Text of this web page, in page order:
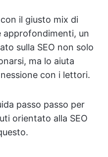
il giusto mix di
approfondimenti, un
sulla SEO non solo
ma lo aiuta
con i lettori.
passo passo per
orientato alla SEO